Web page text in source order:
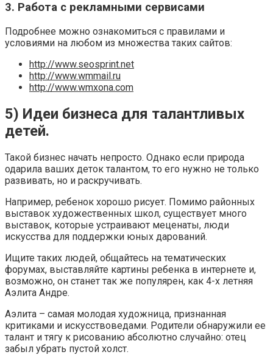
3. Работа с рекламными сервисами
Подробнее можно ознакомиться с правилами и
условиями на любом из множества таких сайтов:
http://www.seosprint.net
http://www.wmmail.ru
http://www.wmxona.com
5) Идеи бизнеса для талантливых
детей.
Такой бизнес начать непросто. Однако если природа
одарила ваших деток талантом, то его нужно не только
развивать, но и раскручивать.
Например, ребенок хорошо рисует. Помимо районных
выставок художественных школ, существует много
выставок, которые устраивают меценаты, люди
искусства для поддержки юных дарований.
Ищите таких людей, общайтесь на тематических
форумах, выставляйте картины ребенка в интернете и,
возможно, он станет так же популярен, как 4-х летняя
Аэлита Андре.
Аэлита – самая молодая художница, признанная
критиками и искусствоведами. Родители обнаружили ее
талант и тягу к рисованию абсолютно случайно: отец
забыл убрать пустой холст.